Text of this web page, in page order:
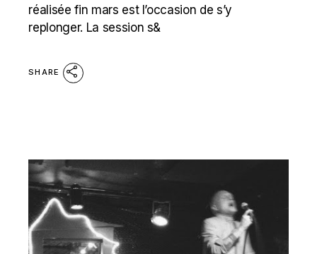
réalisée fin mars est l’occasion de s’y
replonger. La session s&
SHARE